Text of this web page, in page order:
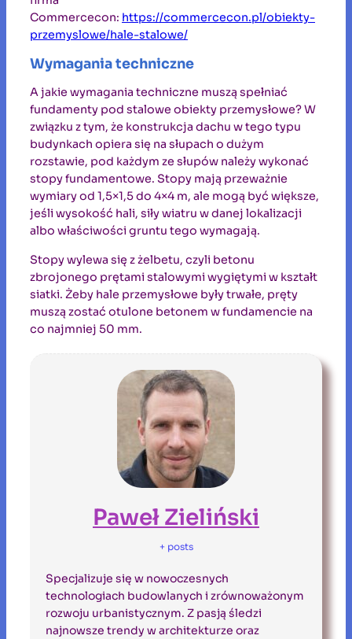
Commercecon: https://commercecon.pl/obiekty-
przemyslowe/hale-stalowe/
Wymagania techniczne
A jakie wymagania techniczne muszą spełniać
fundamenty pod stalowe obiekty przemysłowe? W
związku z tym, że konstrukcja dachu w tego typu
budynkach opiera się na słupach o dużym
rozstawie, pod każdym ze słupów należy wykonać
stopy fundamentowe. Stopy mają przeważnie
wymiary od 1,5×1,5 do 4×4 m, ale mogą być większe,
jeśli wysokość hali, siły wiatru w danej lokalizacji
albo właściwości gruntu tego wymagają.
Stopy wylewa się z żelbetu, czyli betonu
zbrojonego prętami stalowymi wygiętymi w kształt
siatki. Żeby hale przemysłowe były trwałe, pręty
muszą zostać otulone betonem w fundamencie na
co najmniej 50 mm.
Paweł Zieliński
+ posts
Specjalizuje się w nowoczesnych
technologiach budowlanych i zrównoważonym
rozwoju urbanistycznym. Z pasją śledzi
najnowsze trendy w architekturze oraz